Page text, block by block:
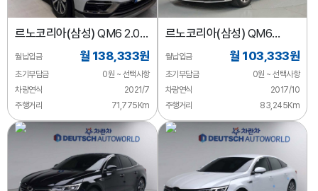
르노코리아(삼성) QM6 2.0
LPe RE 2WD
월납입금 월 138,333원
초기부담금
0원 ~ 선택사항
차량연식
2021/7
주행거리
71,775Km
르노코리아(삼성) QM6
가솔린 2WD RE
월납입금 월 103,333원
초기부담금
0원 ~ 선택사항
차량연식
2017/10
주행거리
83,245Km